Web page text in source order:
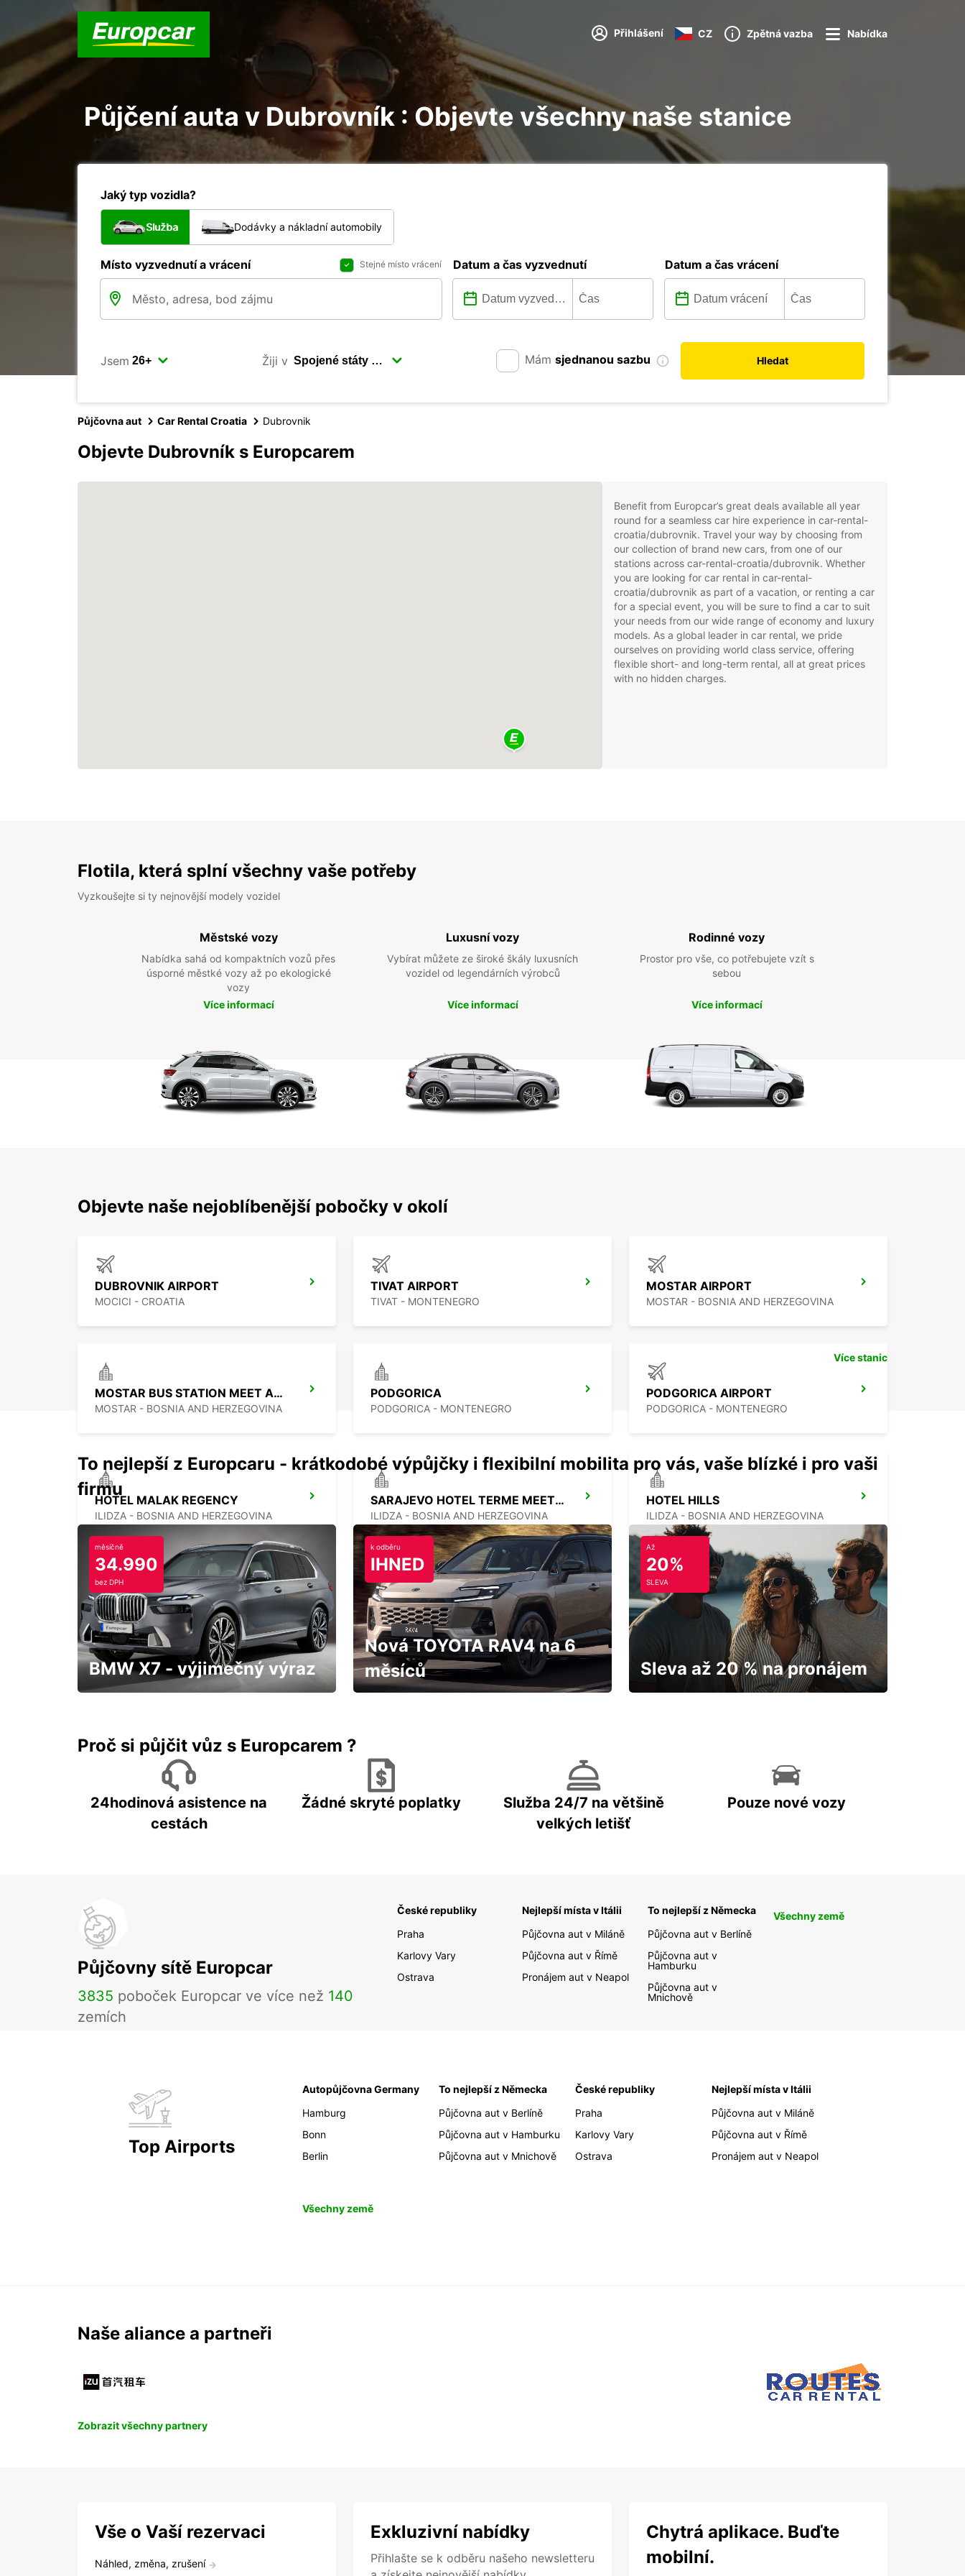
Přihlášení CZ Zpětná vazba Nabídka
Půjčení auta v Dubrovník : Objevte všechny naše stanice
Jaký typ vozidla?
Služba Dodávky a nákladní automobily
Místo vyzvednutí a vrácení Stejné místo vrácení Datum a čas vyzvednutí Datum a čas vrácení
Jsem Žiji v Mám sjednanou sazbu Hledat
Půjčovna aut Car Rental Croatia Dubrovnik
Objevte Dubrovník s Europcarem
Benefit from Europcar’s great deals available all year
round for a seamless car hire experience in car-rental-
croatia/dubrovnik. Travel your way by choosing from
our collection of brand new cars, from one of our
stations across car-rental-croatia/dubrovnik. Whether
you are looking for car rental in car-rental-
croatia/dubrovnik as part of a vacation, or renting a car
for a special event, you will be sure to find a car to suit
your needs from our wide range of economy and luxury
models. As a global leader in car rental, we pride
ourselves on providing world class service, offering
flexible short- and long-term rental, all at great prices
with no hidden charges.
Flotila, která splní všechny vaše potřeby
Vyzkoušejte si ty nejnovější modely vozidel
Městské vozy
Nabídka sahá od kompaktních vozů přes
úsporné městké vozy až po ekologické
vozy
Více informací
Luxusní vozy
Vybírat můžete ze široké škály luxusních
vozidel od legendárních výrobců
Více informací
Rodinné vozy
Prostor pro vše, co potřebujete vzít s
sebou
Více informací
Objevte naše nejoblíbenější pobočky v okolí
DUBROVNIK AIRPORT
MOCICI - CROATIA
TIVAT AIRPORT
TIVAT - MONTENEGRO
MOSTAR AIRPORT
MOSTAR - BOSNIA AND HERZEGOVINA
MOSTAR BUS STATION MEET AND GREET
MOSTAR - BOSNIA AND HERZEGOVINA
PODGORICA
PODGORICA - MONTENEGRO
PODGORICA AIRPORT
PODGORICA - MONTENEGRO
HOTEL MALAK REGENCY
ILIDZA - BOSNIA AND HERZEGOVINA
SARAJEVO HOTEL TERME MEET AND GREET
ILIDZA - BOSNIA AND HERZEGOVINA
HOTEL HILLS
ILIDZA - BOSNIA AND HERZEGOVINA
SARAJEVO AIRPORT
SARAJEVO - BOSNIA AND HERZEGOVINA
Více stanic
To nejlepší z Europcaru - krátkodobé výpůjčky i flexibilní mobilita pro vás, vaše blízké i pro vaši
firmu
měsíčně
34.990
bez DPH
BMW X7 - výjimečný výraz
k odběru
IHNED
Nová TOYOTA RAV4 na 6
měsíců
Až
20%
SLEVA
Sleva až 20 % na pronájem
Proč si půjčit vůz s Europcarem ?
24hodinová asistence na
cestách
Žádné skryté poplatky
Služba 24/7 na většině
velkých letišť
Pouze nové vozy
Půjčovny sítě Europcar
3835 poboček Europcar ve více než 140
zemích
České republiky
Praha
Karlovy Vary
Ostrava
Nejlepší místa v Itálii
Půjčovna aut v Miláně
Půjčovna aut v Římě
Pronájem aut v Neapol
To nejlepší z Německa
Půjčovna aut v Berlíně
Půjčovna aut v
Hamburku
Půjčovna aut v
Mnichově
Všechny země
Top Airports
Autopůjčovna Germany
Hamburg
Bonn
Berlin
To nejlepší z Německa
Půjčovna aut v Berlíně
Půjčovna aut v Hamburku
Půjčovna aut v Mnichově
České republiky
Praha
Karlovy Vary
Ostrava
Nejlepší místa v Itálii
Půjčovna aut v Miláně
Půjčovna aut v Římě
Pronájem aut v Neapol
Všechny země
Naše aliance a partneři
Zobrazit všechny partnery
Vše o Vaší rezervaci
Náhled, změna, zrušení
Exkluzivní nabídky
Přihlašte se k odběru našeho newsletteru
Chytrá aplikace. Buďte
mobilní.